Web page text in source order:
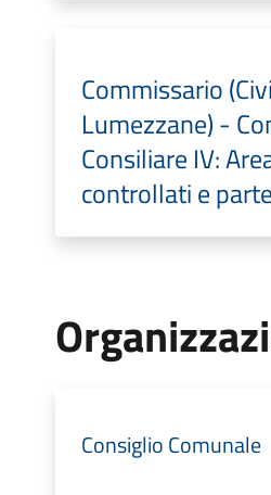
Commissario
Lumezzane) -
Consiliare IV:
controllati e
Consiglio Comunale